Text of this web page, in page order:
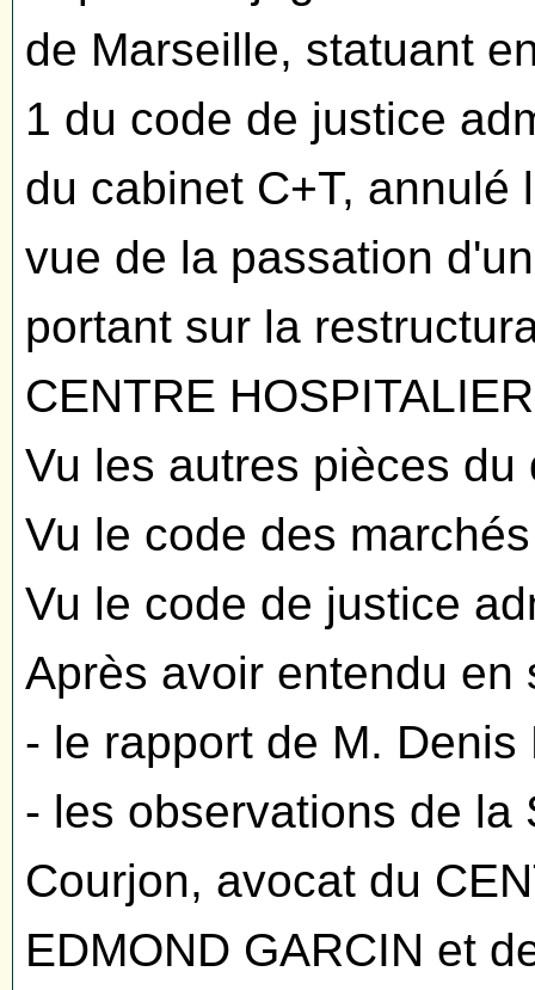
de Marseille, statuant
1 du code de justice
du cabinet C+T, annulé
vue de la passation
portant sur la
CENTRE
Vu les autres pièces du
Vu le code des
Vu le code de justice
Après avoir entendu en
- le rapport de M.
- les observations de la
Courjon, avocat du
EDMOND GARCIN et